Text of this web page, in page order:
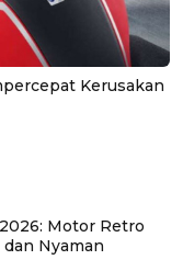
Kerusakan
Motor Retro
Nyaman